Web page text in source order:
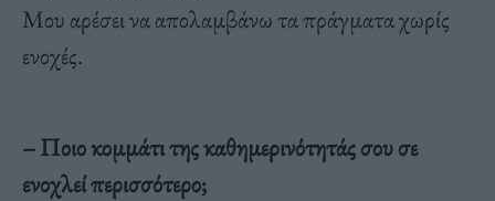
Μου αρέσει να απολαμβάνω τα πράγματα χωρίς
ενοχές.
– Ποιο κομμάτι της καθημερινότητάς σου σε
ενοχλεί περισσότερο;